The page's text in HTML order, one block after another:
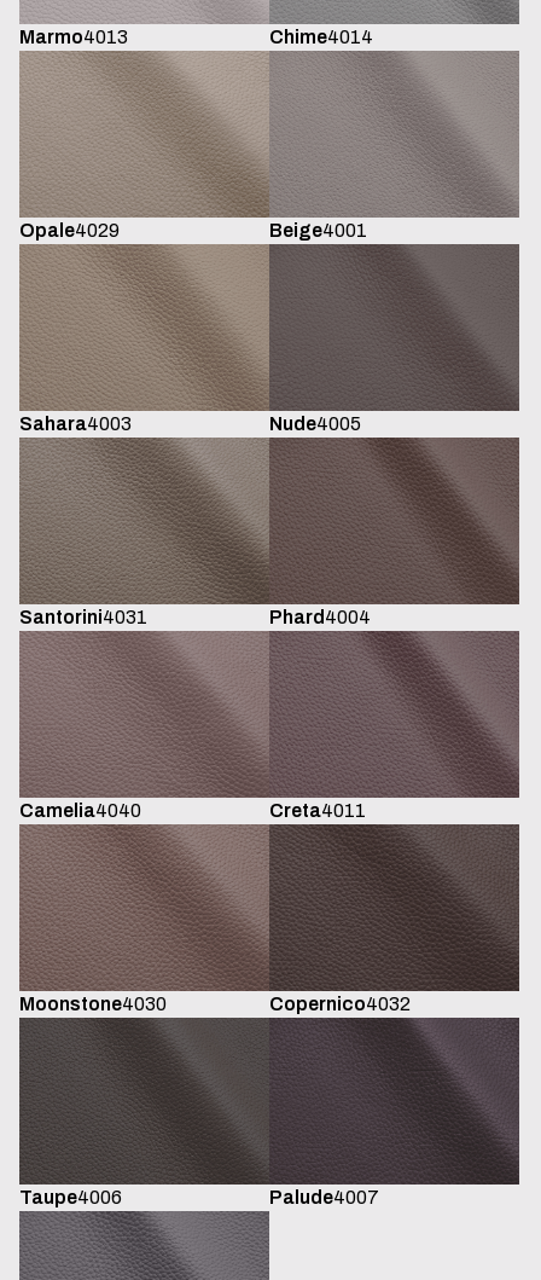
Marmo4013 Chime4014
Opale4029 Beige4001
Sahara4003 Nude4005
Santorini4031 Phard 4004
Camelia4040 Creta4011
Moonstone4030 Copernico4032
Taupe4006 Palude4007